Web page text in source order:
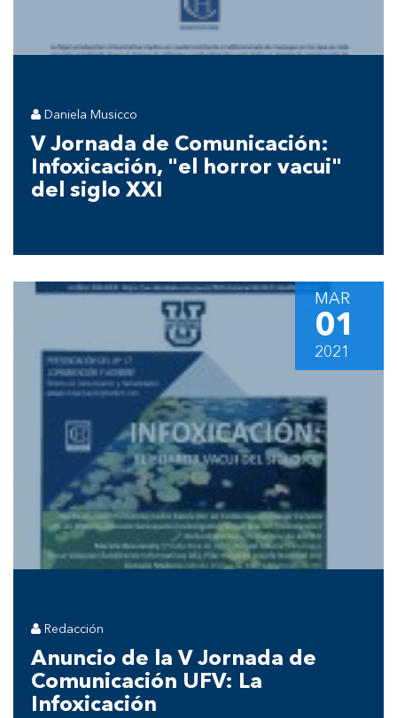
Daniela Musicco
V Jornada de Comunicación:
Infoxicación, "el horror vacui"
del siglo XXI
MAR
01
2021
Redacción
Anuncio de la V Jornada de
Comunicación UFV: La
Infoxicación